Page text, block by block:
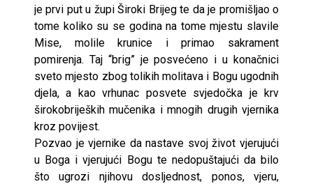
je prvi put u župi Široki Brijeg te da je promišljao o
tome koliko su se godina na tome mjestu slavile
Mise, molile krunice i primao sakrament
pomirenja. Taj “brig” je posvećeno i u konačnici
sveto mjesto zbog tolikih molitava i Bogu ugodnih
djela, a kao vrhunac posvete svjedočka je krv
širokobrijeških mučenika i mnogih drugih vjernika
kroz povijest.
Pozvao je vjernike da nastave svoj život vjerujući
u Boga i vjerujući Bogu te nedopuštajući da bilo
što ugrozi njihovu dosljednost, ponos, vjeru,